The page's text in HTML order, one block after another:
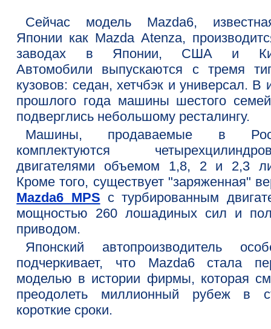
Сейчас модель Mazda6,
Японии как Mazda Atenza,
заводах в Японии, США и
Автомобили выпускаются с тремя
кузовов: седан, хетчбэк и универсал. В
прошлого года машины шестого
подверглись небольшому ресталингу.
Машины, продаваемые в
комплектуются
двигателями объемом 1,8, 2 и 2,3
Кроме того, существует "заряженная"
Mazda6 MPS c турбированным
мощностью 260 лошадиных сил и
приводом.
Японский автопроизводитель
подчеркивает, что Mazda6 стала
моделью в истории фирмы, которая
преодолеть миллионный рубеж в
короткие сроки.